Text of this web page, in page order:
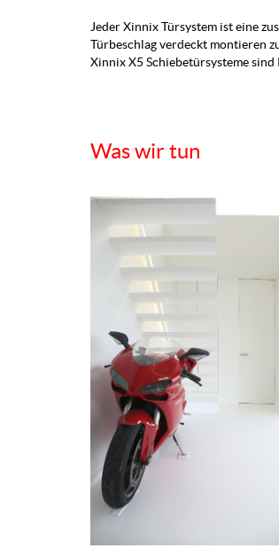
Jeder Xinnix Türsystem ist eine
Türbeschlag verdeckt montieren
Xinnix X5 Schiebetürsysteme
Was wir tun